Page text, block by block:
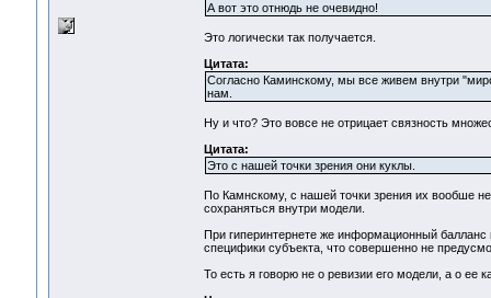
А вот это отнюдь не очевидно!
Это логически так получается.
Цитата:
Согласно Каминскому, мы все живем внутри
нам.
Ну и что? Это вовсе не отрицает связность
Цитата:
Это с нашей точки зрения они куклы.
По Камнскому, с нашей точки зрения их вообше
сохраняться внутри модели.
При гиперинтернете же информационный
специфики субъекта, что совершенно не
То есть я говорю не о ревизии его модели, а о ее